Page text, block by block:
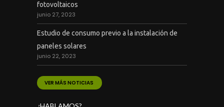
fotovoltaicos
junio 27, 2023
Estudio de consumo previo a la instalación de
paneles solares
junio 22, 2023
VER MÁS NOTICIAS